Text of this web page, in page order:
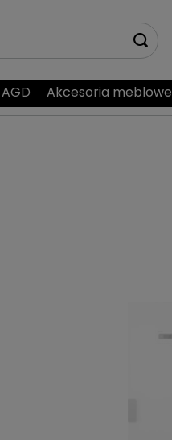
Akcesoria meblowe